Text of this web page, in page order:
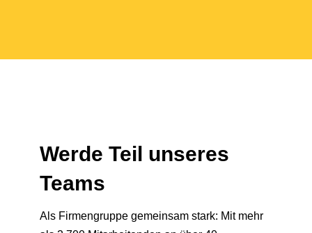
Werde Teil unseres
Teams
Als Firmengruppe gemeinsam stark: Mit mehr